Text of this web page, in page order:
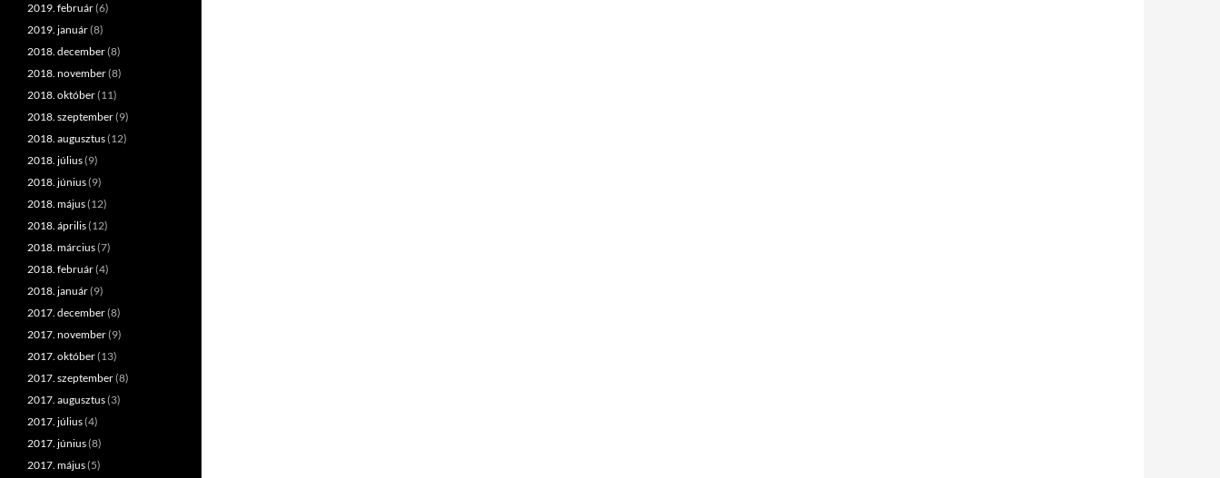
2019. február(6)
2019. január(8)
2018. december(8)
2018. november(8)
2018. október(11)
2018. szeptember(9)
2018. augusztus(12)
2018. július(9)
2018. június(9)
2018. május(12)
2018. április(12)
2018. március(7)
2018. február(4)
2018. január(9)
2017. december(8)
2017. november(9)
2017. október(13)
2017. szeptember(8)
2017. augusztus(3)
2017. július(4)
2017. június(8)
2017. május(5)